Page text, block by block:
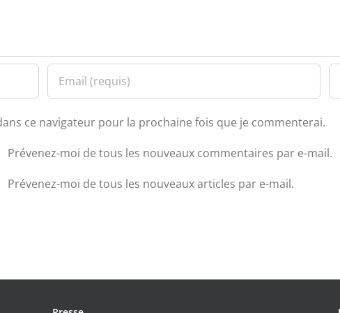
ce navigateur pour la prochaine fois que je commenterai.
Prévenez-moi de tous les nouveaux commentaires par e-mail.
Prévenez-moi de tous les nouveaux articles par e-mail.